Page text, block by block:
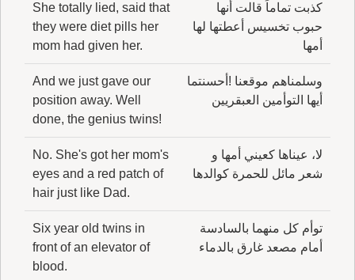
كذبت تماماً قالت أنها
حبوب تخسيس أعطتها لها
أمها
She totally lied, said that
they were diet pills her
mom had given her.
وسلمناهم موقعنا !أحسنتما
أيها التوأمين العبقريين
And we just gave our
position away. Well
done, the genius twins!
لا، عيناها كعيني أمها و
شعر مائل للحمرة كوالدها
No. She's got her mom's
eyes and a red patch of
hair just like Dad.
توأم كل منهما بالسادسة
أمام مصعد غارق بالدماء
Six year old twins in
front of an elevator of
blood.